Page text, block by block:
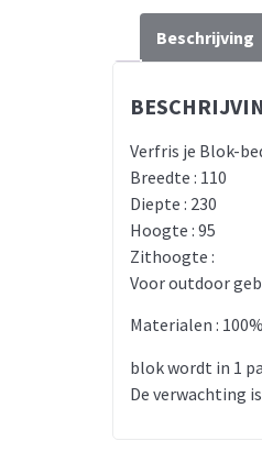
Beschrijving
Verfris je Blok-
Breedte : 110
Diepte : 230
Hoogte : 95
Zithoogte :
Voor outdoor
Materialen :
blok wordt in 1
De verwachting